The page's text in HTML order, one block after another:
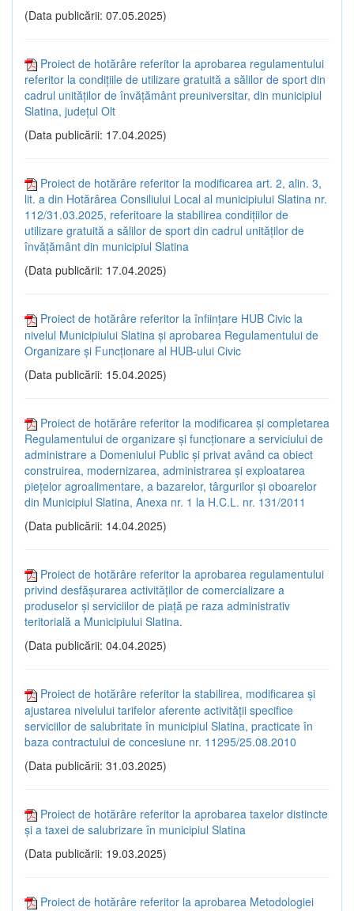
(Data publicării: 07.05.2025)
Proiect de hotărâre referitor la aprobarea regulamentului
referitor la condițiile de utilizare gratuită a sălilor de sport din
cadrul unităților de învățământ preuniversitar, din municipiul
Slatina, județul Olt
(Data publicării: 17.04.2025)
Proiect de hotărâre referitor la modificarea art. 2, alin. 3,
lit. a din Hotărârea Consiliului Local al municipiului Slatina nr.
112/31.03.2025, referitoare la stabilirea condițiilor de
utilizare gratuită a sălilor de sport din cadrul unităților de
învățământ din municipiul Slatina
(Data publicării: 17.04.2025)
Proiect de hotărâre referitor la înființare HUB Civic la
nivelul Municipiului Slatina și aprobarea Regulamentului de
Organizare și Funcționare al HUB-ului Civic
(Data publicării: 15.04.2025)
Proiect de hotărâre referitor la modificarea și completarea
Regulamentului de organizare și funcționare a serviciului de
administrare a Domeniului Public și privat având ca obiect
construirea, modernizarea, administrarea și exploatarea
piețelor agroalimentare, a bazarelor, târgurilor și oboarelor
din Municipiul Slatina, Anexa nr. 1 la H.C.L. nr. 131/2011
(Data publicării: 14.04.2025)
Proiect de hotărâre referitor la aprobarea regulamentului
privind desfăşurarea activităţilor de comercializare a
produselor şi serviciilor de piaţă pe raza administrativ
teritorială a Municipiului Slatina.
(Data publicării: 04.04.2025)
Proiect de hotărâre referitor la stabilirea, modificarea şi
ajustarea nivelului tarifelor aferente activității specifice
serviciilor de salubritate în municipiul Slatina, practicate în
baza contractului de concesiune nr. 11295/25.08.2010
(Data publicării: 31.03.2025)
Proiect de hotărâre referitor la aprobarea taxelor distincte
și a taxei de salubrizare în municipiul Slatina
(Data publicării: 19.03.2025)
Proiect de hotărâre referitor la aprobarea Metodologiei